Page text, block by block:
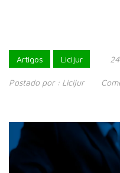
Artigos Licijur
Postado por : Licijur